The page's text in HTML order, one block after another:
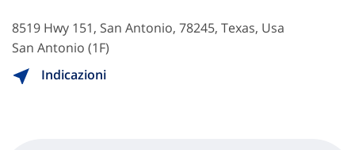
8519 Hwy 151, San Antonio, 78245, Texas, Usa
San Antonio (1F)
Indicazioni